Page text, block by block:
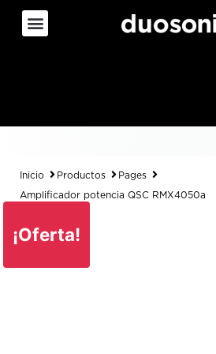
Inicio Productos Pages
Amplificador potencia QSC RMX4050a
¡Oferta!